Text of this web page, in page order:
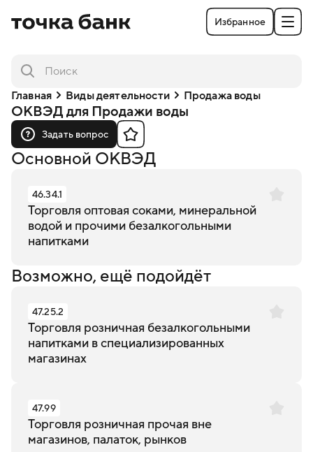
Избранное
Главная Виды деятельности Продажа воды
ОКВЭД для Продажи воды
Задать вопрос
Основной ОКВЭД
46.34.1
Торговля оптовая соками, минеральной
водой и прочими безалкогольными
напитками
Возможно, ещё подойдёт
47.25.2
Торговля розничная безалкогольными
напитками в специализированных
магазинах
47.99
Торговля розничная прочая вне
магазинов, палаток, рынков